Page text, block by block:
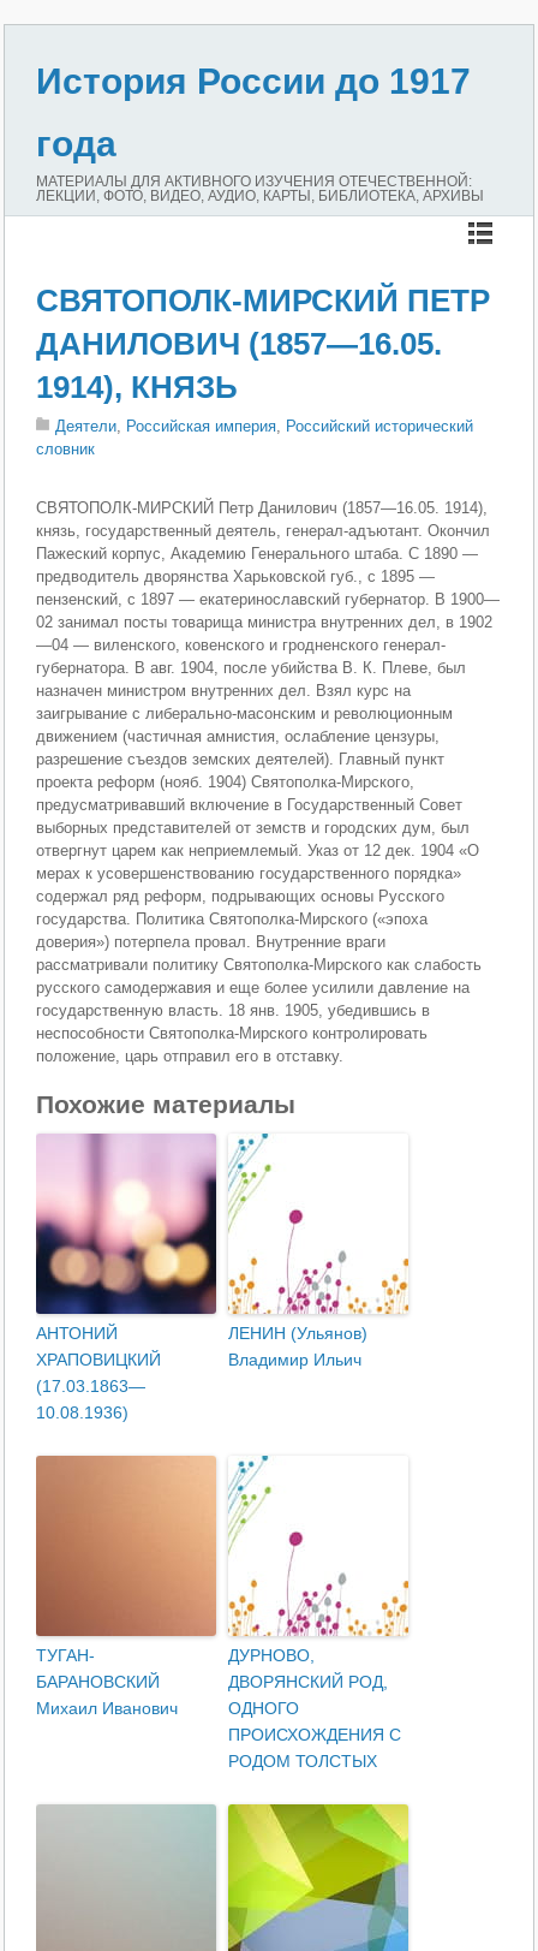
История России до 1917
года
МАТЕРИАЛЫ ДЛЯ АКТИВНОГО ИЗУЧЕНИЯ ОТЕЧЕСТВЕННОЙ:
ЛЕКЦИИ, ФОТО, ВИДЕО, АУДИО, КАРТЫ, БИБЛИОТЕКА, АРХИВЫ
СВЯТОПОЛК-МИРСКИЙ ПЕТР
ДАНИЛОВИЧ (1857—16.05.
1914), КНЯЗЬ
Деятели, Российская империя, Российский исторический
словник
СВЯТОПОЛК-МИРСКИЙ Петр Данилович (1857—16.05. 1914),
князь, государственный деятель, генерал-адъютант. Окончил
Пажеский корпус, Академию Генерального штаба. С 1890 —
предводитель дворянства Харьковской губ., с 1895 —
пензенский, с 1897 — екатеринославский губернатор. В 1900—
02 занимал посты товарища министра внутренних дел, в 1902
—04 — виленского, ковенского и гродненского генерал-
губернатора. В авг. 1904, после убийства В. К. Плеве, был
назначен министром внутренних дел. Взял курс на
заигрывание с либерально-масонским и революционным
движением (частичная амнистия, ослабление цензуры,
разрешение съездов земских деятелей). Главный пункт
проекта реформ (нояб. 1904) Святополка-Мирского,
предусматривавший включение в Государственный Совет
выборных представителей от земств и городских дум, был
отвергнут царем как неприемлемый. Указ от 12 дек. 1904 «О
мерах к усовершенствованию государственного порядка»
содержал ряд реформ, подрывающих основы Русского
государства. Политика Святополка-Мирского («эпоха
доверия») потерпела провал. Внутренние враги
рассматривали политику Святополка-Мирского как слабость
русского самодержавия и еще более усилили давление на
государственную власть. 18 янв. 1905, убедившись в
неспособности Святополка-Мирского контролировать
положение, царь отправил его в отставку.
Похожие материалы
АНТОНИЙ
ХРАПОВИЦКИЙ
(17.03.1863—
10.08.1936)
ЛЕНИН (Ульянов)
Владимир Ильич
ТУГАН-
БАРАНОВСКИЙ
Михаил Иванович
ДУРНОВО,
ДВОРЯНСКИЙ РОД,
ОДНОГО
ПРОИСХОЖДЕНИЯ С
РОДОМ ТОЛСТЫХ